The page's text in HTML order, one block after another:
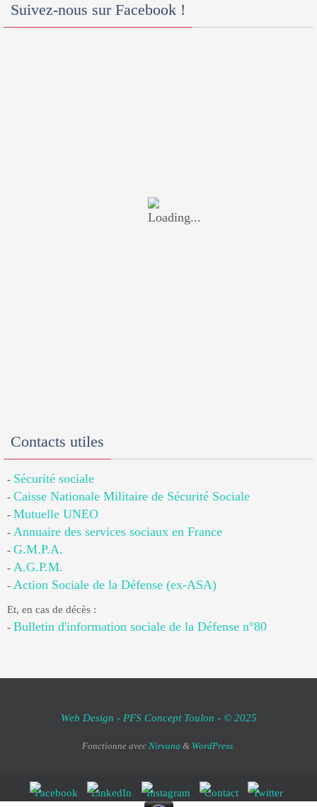
Suivez-nous sur Facebook !
Contacts utiles
- Sécurité sociale
- Caisse Nationale Militaire de Sécurité Sociale
- Mutuelle UNEO
- Annuaire des services sociaux en France
- G.M.P.A.
- A.G.P.M.
- Action Sociale de la Défense (ex-ASA)
Et, en cas de décès :
- Bulletin d'information sociale de la Défense n°80
Web Design - PFS Concept Toulon - © 2025
Fonctionne avec Nirvana & WordPress.